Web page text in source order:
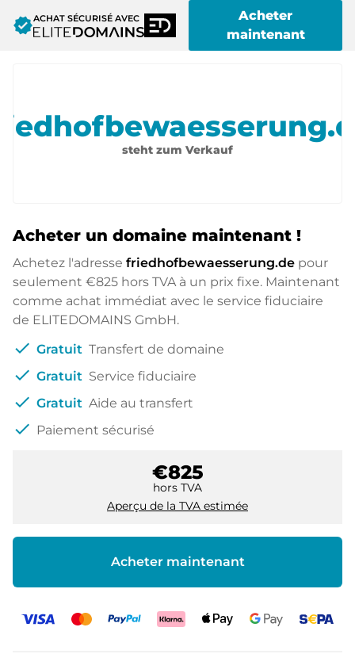
verifiedACHAT SÉCURISÉ AVEC
Acheter
maintenant
steht zum Verkauf
Acheter un domaine maintenant !
Achetez l'adresse friedhofbewaesserung.de pour
seulement €825 hors TVA à un prix fixe. Maintenant
comme achat immédiat avec le service fiduciaire
de ELITEDOMAINS GmbH.
check Gratuit Transfert de domaine
check Gratuit Service fiduciaire
check Gratuit Aide au transfert
check Paiement sécurisé
€825
hors TVA
Aperçu de la TVA estimée
Acheter maintenant